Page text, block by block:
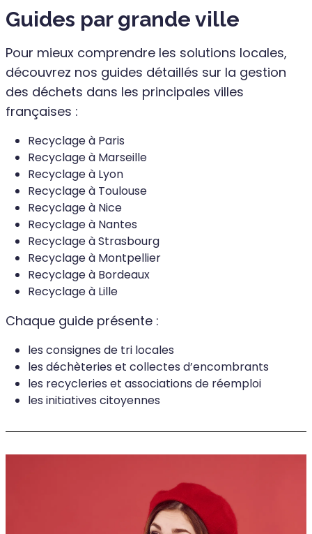
Guides par grande ville
Pour mieux comprendre les solutions locales,
découvrez nos guides détaillés sur la gestion
des déchets dans les principales villes
françaises :
Recyclage à Paris
Recyclage à Marseille
Recyclage à Lyon
Recyclage à Toulouse
Recyclage à Nice
Recyclage à Nantes
Recyclage à Strasbourg
Recyclage à Montpellier
Recyclage à Bordeaux
Recyclage à Lille
Chaque guide présente :
les consignes de tri locales
les déchèteries et collectes d’encombrants
les recycleries et associations de réemploi
les initiatives citoyennes